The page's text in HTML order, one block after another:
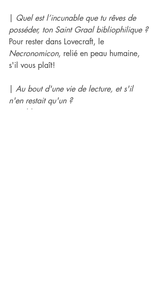
| Quel est l’incunable que tu rêves de
posséder, ton Saint Graal bibliophilique ?
Pour rester dans Lovecraft, le
Necronomicon, relié en peau humaine,
s'il vous plaît!
| Au bout d'une vie de lecture, et s'il
n'en restait qu'un ?
La Bible.